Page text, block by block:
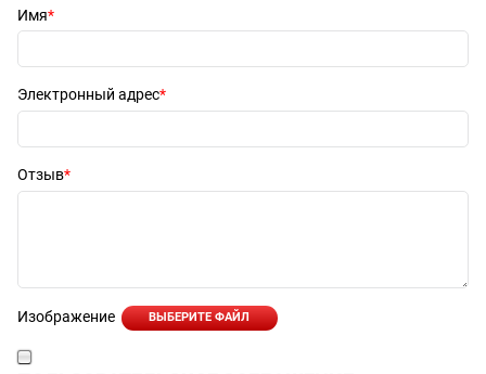
Имя
Электронный адрес
Отзыв
Изображение ВЫБЕРИТЕ ФАЙЛ